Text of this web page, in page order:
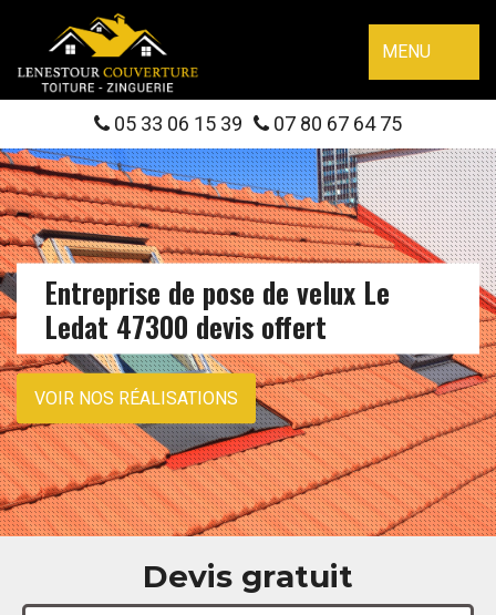
MENU
05 33 06 15 39 07 80 67 64 75
Entreprise de pose de velux Le
Ledat 47300 devis offert
VOIR NOS RÉALISATIONS
Devis gratuit